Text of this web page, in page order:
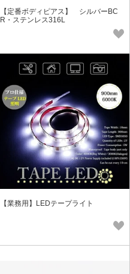
【定番ボディピアス】 シルバーBC
R・ステンレス316L
【業務用】LEDテープライト